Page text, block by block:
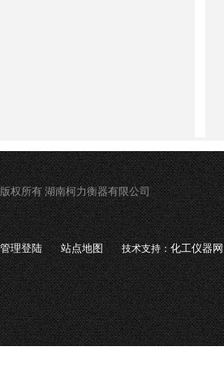
版权所有 湖南柯力衡器有限公司
管理登陆 站点地图 技术支持：化工仪器网